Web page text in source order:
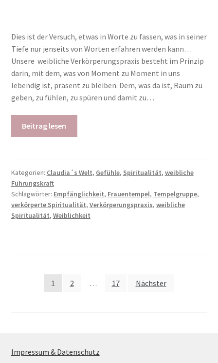
Dies ist der Versuch, etwas in Worte zu fassen, was in seiner
Tiefe nur jenseits von Worten erfahren werden kann…
Unsere weibliche Verkörperungspraxis besteht im Prinzip
darin, mit dem, was von Moment zu Moment in uns
lebendig ist, präsent zu bleiben. Dem, was da ist, Raum zu
geben, zu fühlen, zu spüren und damit zu…
Beitrag lesen
Kategorien: Claudia´s Welt, Gefühle, Spiritualität, weibliche
Führungskraft
Schlagwörter: Empfänglichkeit, Frauentempel, Tempelgruppe,
verkörperte Spiritualität, Verkörperungspraxis, weibliche
Spiritualität, Weiblichkeit
Seitennummerierung
1 2 … 17 Nächster
Impressum & Datenschutz